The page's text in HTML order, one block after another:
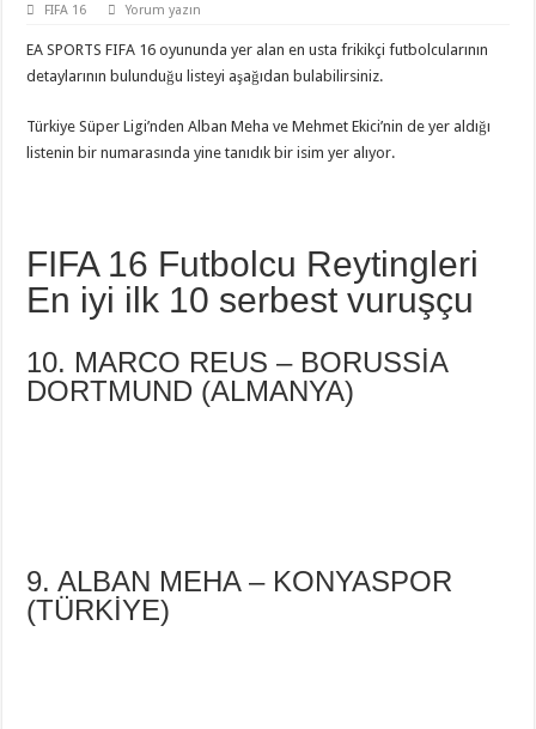
FIFA 16 Yorum yazın
EA SPORTS FIFA 16 oyununda yer alan en usta frikikçi futbolcularının
detaylarının bulunduğu listeyi aşağıdan bulabilirsiniz.
Türkiye Süper Ligi’nden Alban Meha ve Mehmet Ekici’nin de yer aldığı
listenin bir numarasında yine tanıdık bir isim yer alıyor.
FIFA 16 Futbolcu Reytingleri
En iyi ilk 10 serbest vuruşçu
10. MARCO REUS – BORUSSİA
DORTMUND (ALMANYA)
9. ALBAN MEHA – KONYASPOR
(TÜRKİYE)